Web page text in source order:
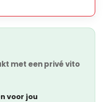
met een privé vito
voor jou